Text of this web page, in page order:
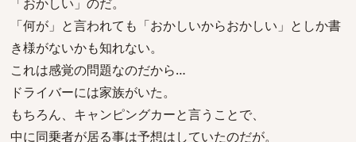
「何が」と言われても「おかしいからおかしい」としか書
き様がないかも知れない。
これは感覚の問題なのだから…
ドライバーには家族がいた。
もちろん、キャンピングカーと言うことで、
中に同乗者が居る事は予想はしていたのだが。